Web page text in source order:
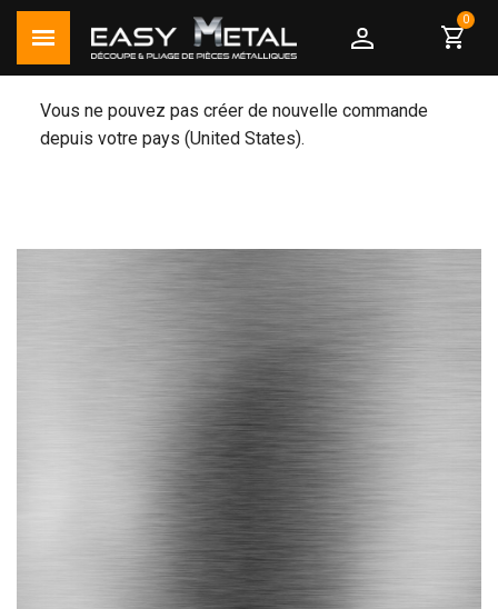
shopping_cart
Vous ne pouvez pas créer de nouvelle commande
depuis votre pays (United States).